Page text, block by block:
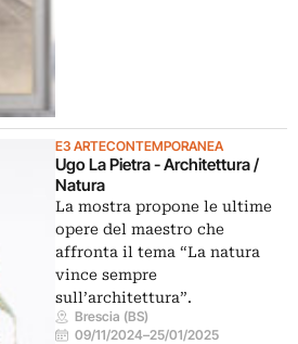
E3 ARTECONTEMPORANEA
Ugo La Pietra - Architettura /
Natura
La mostra propone le ultime
opere del maestro che
affronta il tema “La natura
vince sempre
sull’architettura”.
Brescia (BS)
09/11/2024–25/01/2025